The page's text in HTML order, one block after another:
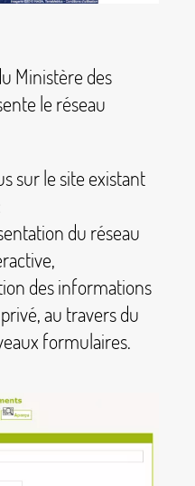
Ministère des
le réseau
sur le site existant
du réseau
des informations
au travers du
formulaires.